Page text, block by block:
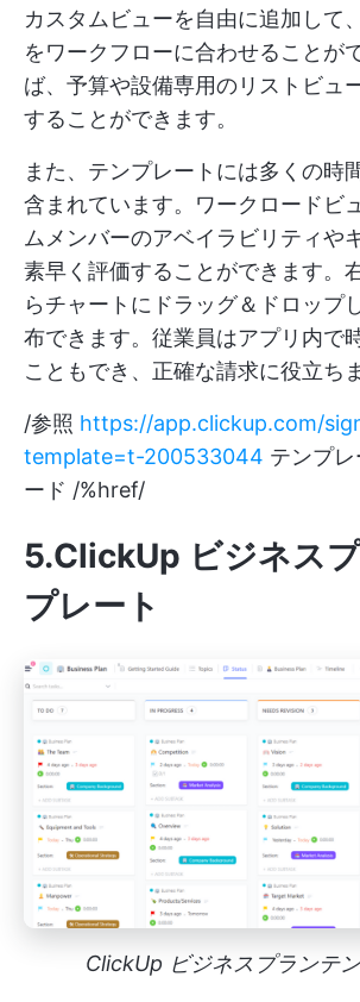
カスタムビューを自由に追加して
をワークフローに合わせることが
ば、予算や設備専用のリストビュ
することができます。
また、テンプレートには多くの時
含まれています。ワークロードビ
ムメンバーのアベイラビリティや
素早く評価することができます。
らチャートにドラッグ＆ドロップ
布できます。従業員はアプリ内で
こともでき、正確な請求に役立ちま
/参照 https://app.clickup.com/
template=t-200533044 テンプ
ード /%href/
5.ClickUp ビジネス
プレート
ClickUp ビジネスプランテ